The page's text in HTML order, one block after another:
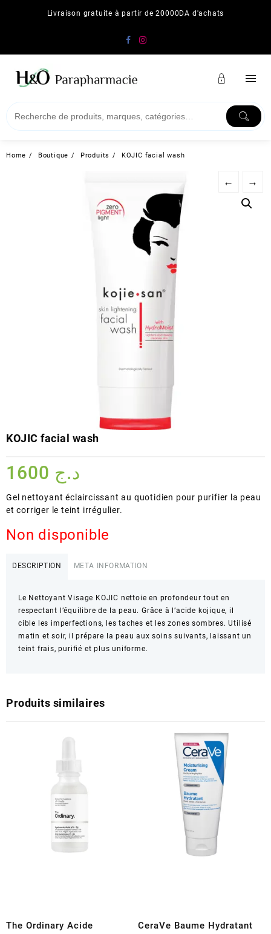
Livraison gratuite à partir de 20000DA d'achats
Home Boutique Produits KOJIC facial wash
← →
KOJIC facial wash
د.ج
Gel nettoyant éclaircissant au quotidien pour purifier la peau
et corriger le teint irrégulier.
Non disponible
DESCRIPTION META INFORMATION
Le Nettoyant Visage KOJIC nettoie en profondeur tout en
respectant l’équilibre de la peau. Grâce à l’acide kojique, il
cible les imperfections, les taches et les zones sombres. Utilisé
matin et soir, il prépare la peau aux soins suivants, laissant un
teint frais, purifié et plus uniforme.
Produits similaires
The Ordinary Acide
CeraVe Baume Hydratant